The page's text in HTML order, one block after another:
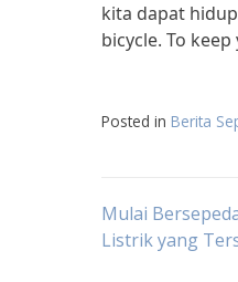
kita dapat
bicycle. To
Posted in Berita
Post
Mulai
Listrik yang